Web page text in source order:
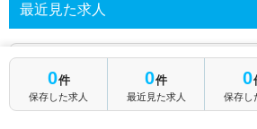
最近見た求人
あなたが最近見た求人を表
0件
保存した求人
0件
最近見た求人
0
保存し